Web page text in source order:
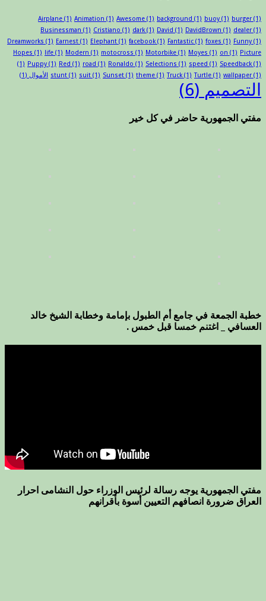
Airplane (1) Animation (1) Awesome (1) background (1) buoy (1) burger (1)
Businessman (1) Cristiano (1) dark(1) David (1) DavidBrown (1) dealer (1)
Dreamworks (1) Earnest (1) Elephant (1) facebook(1) Fantastic (1) foxes (1) Funny (1)
Hopes (1) life (1) Modern (1) motocross (1) Motorbike (1) Moyes (1) on (1) Picture
(1) Puppy (1) Red (1) road (1) Ronaldo (1) Selections (1) speed (1) Speedback(1)
stunt (1) suit (1) Sunset (1) theme (1) Truck(1) Turtle (1) wallpaper (1) الأموال (1)
التصميم (6)
مفتي الجمهورية حاضر في كل خير
خطبة الجمعة في جامع أم الطبول بإمامة وخطابة الشيخ خالد
العسافي _ اغتنم خمسا قبل خمس .
مفتي الجمهورية يوجه رسالة لرئيس الوزراء حول النشامى احرار
العراق ضرورة انصافهم التعيين أسوة بأقرانهم